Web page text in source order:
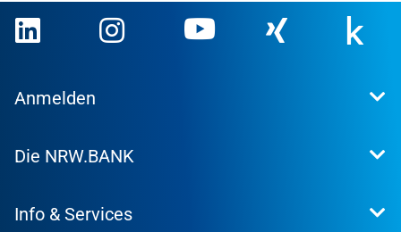
Anmelden
Kundenportal
Die NRW.BANK
Presse
Info & Services